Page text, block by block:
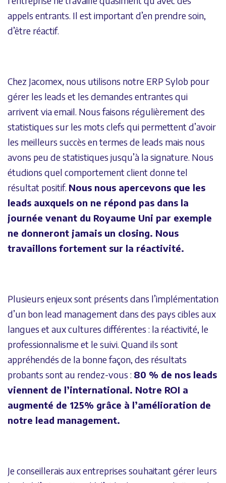
appels entrants. Il est important d’en prendre soin,
d’être réactif.
Chez Jacomex, nous utilisons notre ERP Sylob pour
gérer les leads et les demandes entrantes qui
arrivent via email. Nous faisons régulièrement des
statistiques sur les mots clefs qui permettent d’avoir
les meilleurs succès en termes de leads mais nous
avons peu de statistiques jusqu’à la signature. Nous
étudions quel comportement client donne tel
résultat positif. Nous nous apercevons que les
leads auxquels on ne répond pas dans la
journée venant du Royaume Uni par exemple
ne donneront jamais un closing. Nous
travaillons fortement sur la réactivité.
Plusieurs enjeux sont présents dans l’implémentation
d’un bon lead management dans des pays cibles aux
langues et aux cultures différentes : la réactivité, le
professionnalisme et le suivi. Quand ils sont
appréhendés de la bonne façon, des résultats
probants sont au rendez-vous : 80 % de nos leads
viennent de l’international. Notre ROI a
augmenté de 125% grâce à l’amélioration de
notre lead management.
Je conseillerais aux entreprises souhaitant gérer leurs